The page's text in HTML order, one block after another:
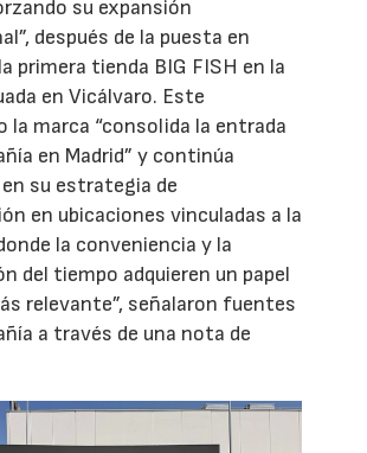
su expansión
después de la puesta en
primera tienda BIG FISH en la
en Vicálvaro. Este
la marca “consolida la entrada
en Madrid” y continúa
su estrategia de
en ubicaciones vinculadas a la
la conveniencia y la
del tiempo adquieren un papel
relevante”, señalaron fuentes
a través de una nota de